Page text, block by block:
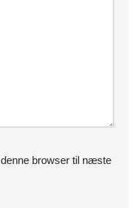
browser til næste